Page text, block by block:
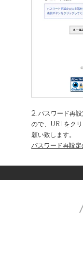
2.パスワード再
ので、URLをク
願い致します。
パスワード再設